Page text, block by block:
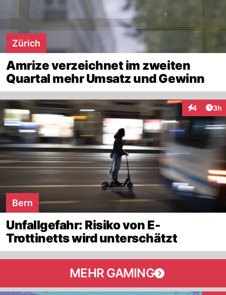
Zürich
Amrize verzeichnet im zweiten
Quartal mehr Umsatz und Gewinn
4 3h
Bern
Unfallgefahr: Risiko von E-
Trottinetts wird unterschätzt
MEHR GAMING